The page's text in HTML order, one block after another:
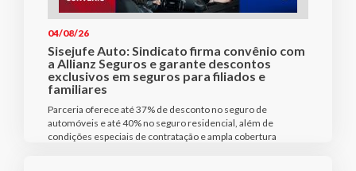
04/08/26
Sisejufe Auto: Sindicato firma convênio com
a Allianz Seguros e garante descontos
exclusivos em seguros para filiados e
familiares
Parceria oferece até 37% de desconto no seguro de
automóveis e até 40% no seguro residencial, além de
condições especiais de contratação e ampla cobertura